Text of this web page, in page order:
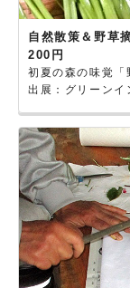
自然散策＆野草
200円
初夏の森の味覚「
出展：グリーンイ